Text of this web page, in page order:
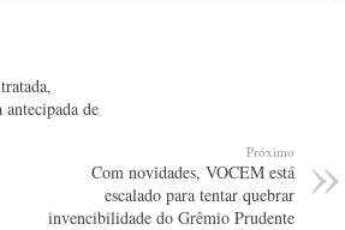
de
Próximo
Com novidades, VOCEM está
escalado para tentar quebrar
invencibilidade do Grêmio Prudente